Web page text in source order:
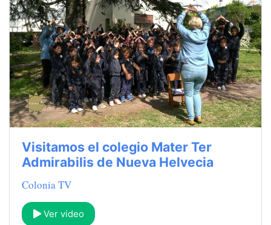
Visitamos el colegio Mater Ter
Admirabilis de Nueva Helvecia
Colonia TV
Ver video